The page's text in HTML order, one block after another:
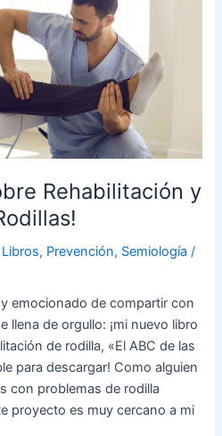
Rehabilitación y
Libros, Prevención, Semiología /
emocionado de compartir con
llena de orgullo: ¡mi nuevo libro
de rodilla, «El ABC de las
para descargar! Como alguien
con problemas de rodilla
proyecto es muy cercano a mi